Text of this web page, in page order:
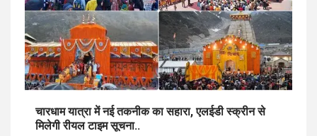
चारधाम यात्रा में नई तकनीक का सहारा, एलईडी स्क्रीन से
मिलेगी रीयल टाइम सूचना..